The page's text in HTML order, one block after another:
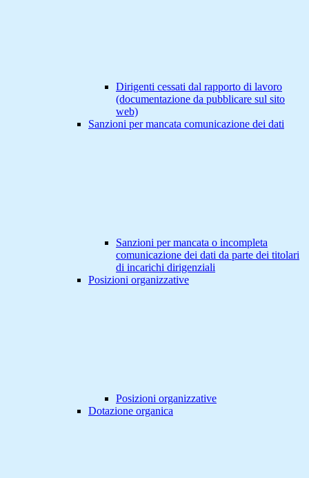
Dirigenti cessati dal rapporto di lavoro
(documentazione da pubblicare sul sito
web)
Sanzioni per mancata comunicazione dei dati
Sanzioni per mancata o incompleta
comunicazione dei dati da parte dei titolari
di incarichi dirigenziali
Posizioni organizzative
Posizioni organizzative
Dotazione organica